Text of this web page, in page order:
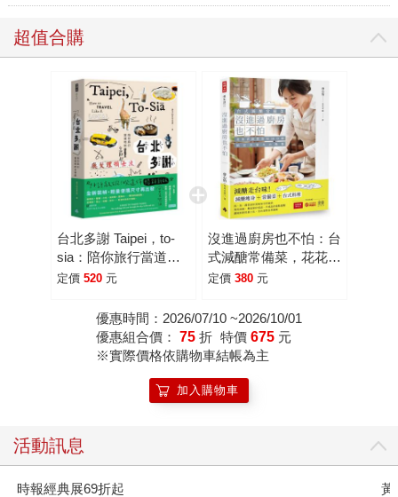
超值合購
台北多謝 Taipei，to-
sia：陪你旅行當道地
的台霸郎 How to travel
English／zh-TW）
定價 520 元
沒進過廚房也不怕：台
式減醣常備菜，花花老
師教你用10分鐘搞定
定價 380 元
優惠時間：2026/07/10 ~2026/10/01
優惠組合價： 75 折 特價 675 元
※實際價格依購物車結帳為主
加入購物車
活動訊息
時報經典展69折起 黃